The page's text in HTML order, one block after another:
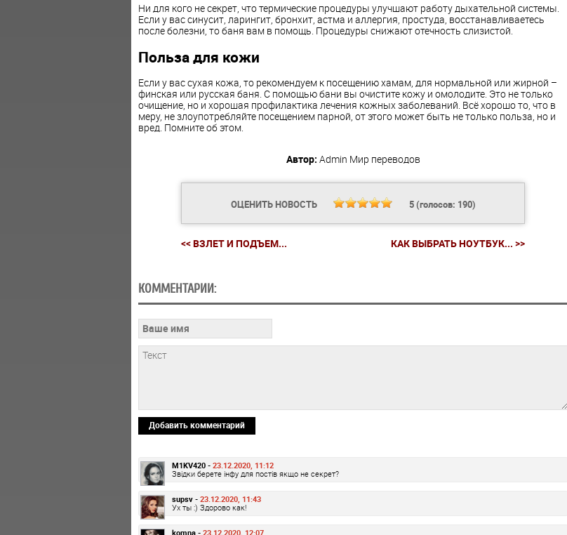
Ни для кого не секрет, что термические процедуры улучшают работу дыхательной системы.
Если у вас синусит, ларингит, бронхит, астма и аллергия, простуда, восстанавливаетесь
после болезни, то баня вам в помощь. Процедуры снижают отечность слизистой.
Польза для кожи
Если у вас сухая кожа, то рекомендуем к посещению хамам, для нормальной или жирной –
финская или русская баня. С помощью бани вы очистите кожу и омолодите. Это не только
очищение, но и хорошая профилактика лечения кожных заболеваний. Всё хорошо то, что в
меру, не злоупотребляйте посещением парной, от этого может быть не только польза, но и
вред. Помните об этом.
Автор: Admin Мир переводов
ОЦЕНИТЬ НОВОСТЬ 5(голосов: 190)
<< ВЗЛЕТ И ПОДЪЕМ... КАК ВЫБРАТЬ НОУТБУК... >>
КОММЕНТАРИИ:
Добавить комментарий
M1KV420 - 23.12.2020, 11:12
Звідки берете інфу для постів якщо не секрет?
supsv - 23.12.2020, 11:43
Ух ты :) Здорово как!
komna - 23.12.2020, 12:07